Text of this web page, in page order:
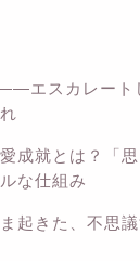
エスカレート
成就とは？「思
な仕組み
起きた、不思